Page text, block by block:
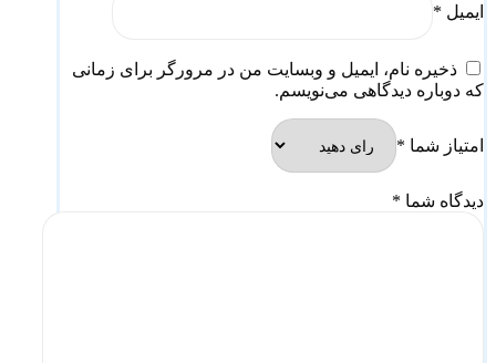
ایمیل *
ذخیره نام، ایمیل و وبسایت من در مرورگر برای زمانی
که دوباره دیدگاهی می‌نویسم.
امتیاز شما *
دیدگاه شما *